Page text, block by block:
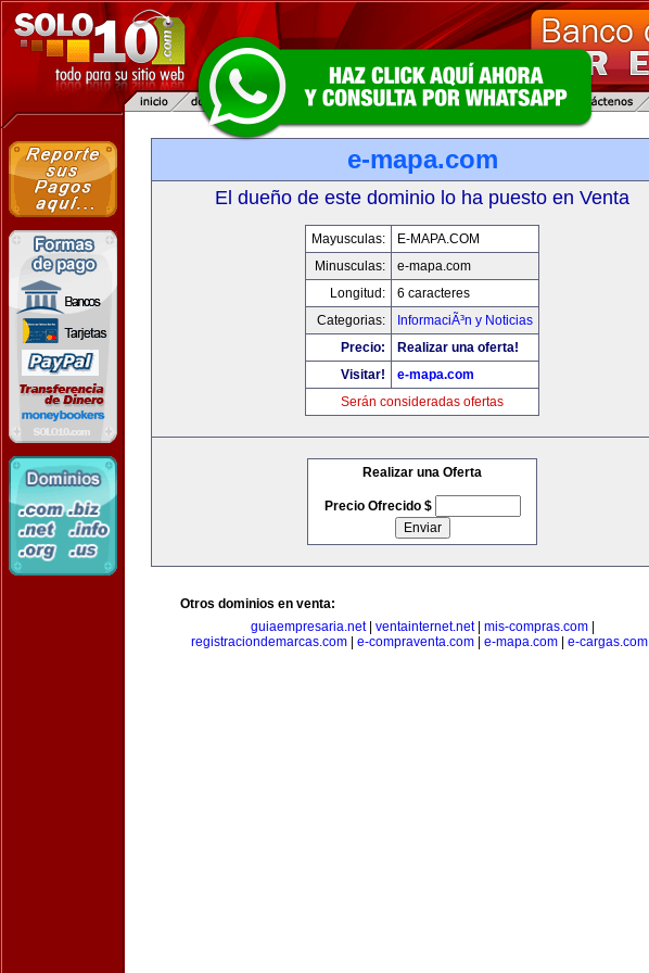
e-mapa.com
El dueño de este dominio lo ha puesto en Venta
Mayusculas:
E-MAPA.COM
Minusculas:
e-mapa.com
Longitud:
6 caracteres
Categorias:
InformaciÃ³n y Noticias
Precio:
Realizar una oferta!
Visitar!
e-mapa.com
Serán consideradas ofertas
Realizar una Oferta
Precio Ofrecido $
Otros dominios en venta:
guiaempresaria.net| ventainternet.net| mis-compras.com|
registraciondemarcas.com| e-compraventa.com| e-mapa.com| e-cargas.com|